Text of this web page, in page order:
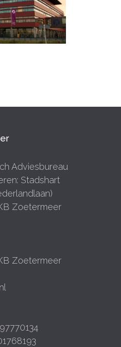
Adviesbureau
Stadshart
Zoetermeer
Zoetermeer